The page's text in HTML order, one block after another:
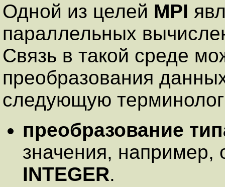
Одной из целей MPI
параллельных
Связь в такой среде
преобразования
следующую
преобразование
значения, например,
INTEGER.